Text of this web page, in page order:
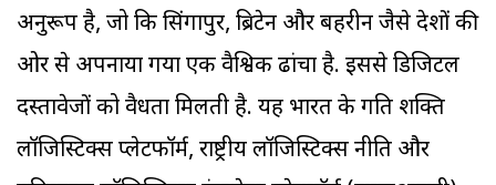
अनुरूप है, जो कि सिंगापुर, ब्रिटेन और बहरीन जैसे देशों की
ओर से अपनाया गया एक वैश्विक ढांचा है. इससे डिजिटल
दस्तावेजों को वैधता मिलती है. यह भारत के गति शक्ति
लॉजिस्टिक्स प्लेटफॉर्म, राष्ट्रीय लॉजिस्टिक्स नीति और